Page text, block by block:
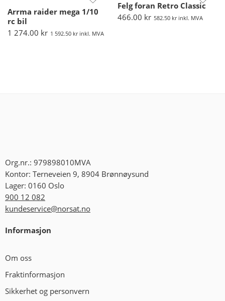
Arrma raider mega 1/10
rc bil
1 274.00 kr 1 592.50 krinkl. MVA
Felg foran Retro Classic
466.00 kr 582.50 krinkl. MVA
Org.nr.: 979898010MVA
Kontor: Terneveien 9, 8904 Brønnøysund
Lager: 0160 Oslo
900 12 082
kundeservice@norsat.no
Informasjon
Om oss
Fraktinformasjon
Sikkerhet og personvern